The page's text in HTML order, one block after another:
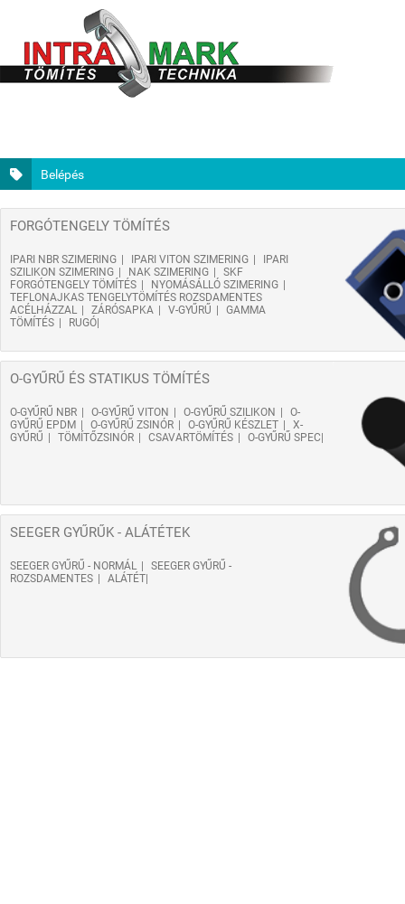
Belépés
FORGÓTENGELY TÖMÍTÉS
IPARI NBR SZIMERING IPARI VITON SZIMERING
IPARI
SZILIKON SZIMERING
NAK SZIMERING
SKF
FORGÓTENGELY TÖMÍTÉS
NYOMÁSÁLLÓ SZIMERING
TEFLONAJKAS TENGELYTÖMÍTÉS ROZSDAMENTES
ACÉLHÁZZAL
ZÁRÓSAPKA V-GYŰRŰ
GAMMA
TÖMÍTÉS
RUGÓ
O-GYŰRŰ ÉS STATIKUS TÖMÍTÉS
O-GYŰRŰ NBR O-GYŰRŰ VITON O-GYŰRŰ SZILIKON
O-
GYŰRŰ EPDM
O-GYŰRŰ ZSINÓR O-GYŰRŰ KÉSZLET
X-
GYŰRŰ
TÖMÍTŐZSINÓR CSAVARTÖMÍTÉS O-GYŰRŰ SPEC
SEEGER GYŰRŰK - ALÁTÉTEK
SEEGER GYŰRŰ - NORMÁL
SEEGER GYŰRŰ -
ROZSDAMENTES
ALÁTÉT